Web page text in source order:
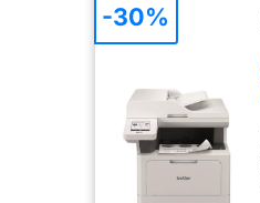
-30%